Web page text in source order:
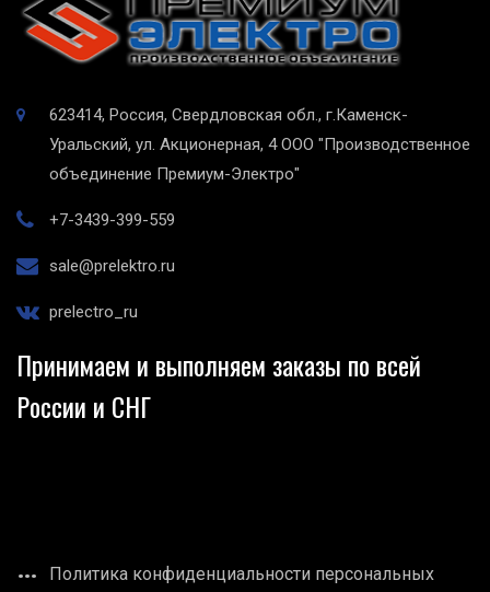
623414, Россия, Свердловская обл., г.Каменск-
Уральский, ул. Акционерная, 4 ООО "Производственное
объединение Премиум-Электро"
+7-3439-399-559
sale@prelektro.ru
prelectro_ru
Принимаем и выполняем заказы по всей
России и СНГ
Политика конфиденциальности персональных